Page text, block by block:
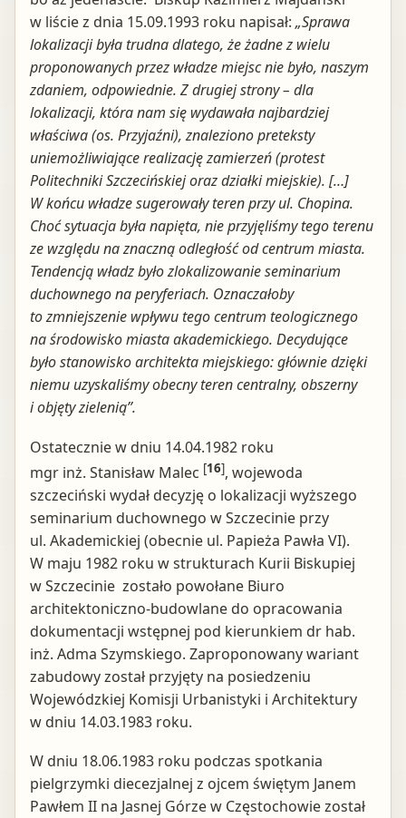
w liście z dnia 15.09.1993 roku napisał: „Sprawa
lokalizacji była trudna dlatego, że żadne z wielu
proponowanych przez władze miejsc nie było, naszym
zdaniem, odpowiednie. Z drugiej strony – dla
lokalizacji, która nam się wydawała najbardziej
właściwa (os. Przyjaźni), znaleziono preteksty
uniemożliwiające realizację zamierzeń (protest
Politechniki Szczecińskiej oraz działki miejskie). […]
W końcu władze sugerowały teren przy ul. Chopina.
Choć sytuacja była napięta, nie przyjęliśmy tego terenu
ze względu na znaczną odległość od centrum miasta.
Tendencją władz było zlokalizowanie seminarium
duchownego na peryferiach. Oznaczałoby
to zmniejszenie wpływu tego centrum teologicznego
na środowisko miasta akademickiego. Decydujące
było stanowisko architekta miejskiego: głównie dzięki
niemu uzyskaliśmy obecny teren centralny, obszerny
i objęty zielenią”.
Ostatecznie w dniu 14.04.1982 roku
mgr inż. Stanisław Malec [16], wojewoda
szczeciński wydał decyzję o lokalizacji wyższego
seminarium duchownego w Szczecinie przy
ul. Akademickiej (obecnie ul. Papieża Pawła VI).
W maju 1982 roku w strukturach Kurii Biskupiej
w Szczecinie zostało powołane Biuro
architektoniczno-budowlane do opracowania
dokumentacji wstępnej pod kierunkiem dr hab.
inż. Adma Szymskiego. Zaproponowany wariant
zabudowy został przyjęty na posiedzeniu
Wojewódzkiej Komisji Urbanistyki i Architektury
w dniu 14.03.1983 roku.
W dniu 18.06.1983 roku podczas spotkania
pielgrzymki diecezjalnej z ojcem świętym Janem
Pawłem II na Jasnej Górze w Częstochowie został